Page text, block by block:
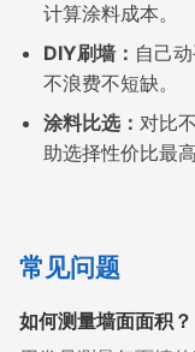
计算涂料成本。
DIY刷墙： 自己
不浪费不短缺。
涂料比选： 对比
助选择性价比最高
常见问题
如何测量墙面面积？